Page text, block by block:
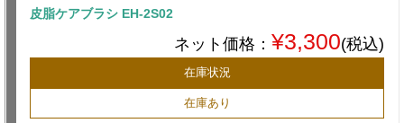
皮脂ケアブラシ EH-2S02
ネット価格： ¥3,300(税込)
在庫状況
在庫あり